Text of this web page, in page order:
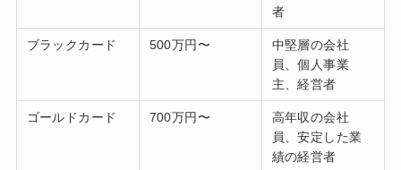
者
ブラックカード 500万円〜
中堅層の会社
員、個人事業
主、経営者
ゴールドカード 700万円〜
高年収の会社
員、安定した業
績の経営者